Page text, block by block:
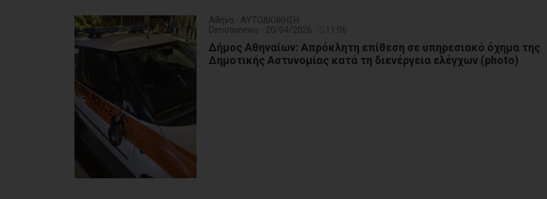
Αθήνα - ΑΥΤΟΔΙΟΙΚΗΣΗ
Dimotisnews - 20/04/2026
11:06
Δήμος Αθηναίων: Απρόκλητη επίθεση σε υπηρεσιακό όχημα της
Δημοτικής Αστυνομίας κατά τη διενέργεια ελέγχων (photo)